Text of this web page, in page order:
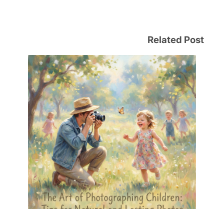
Related Post